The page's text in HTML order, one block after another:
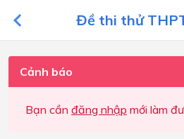
Đề thi thử
Cảnh báo
Bạn cần đăng nhập mới làm